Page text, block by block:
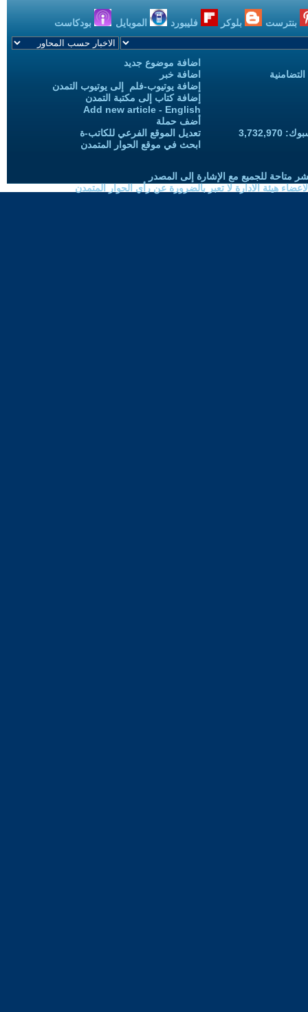
بنترست بلوكر فليبورد الموبايل بودكاست
اضافة موضوع جديد
اضافة خبر
إضافة يوتيوب-فلم إلى يوتيوب التمدن
إضافة كتاب إلى مكتبة التمدن
Add new article - English
أضف حملة
تعديل الموقع الفرعي للكاتب-ة
ابحث في موقع الحوار المتمدن
متاحة للجميع مع الإشارة إلى المصدر
هيئة الادارة لا تعبر بالضرورة عن رأي الحوار المتمدن